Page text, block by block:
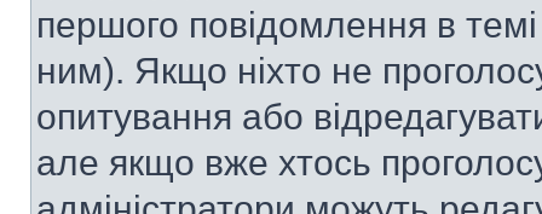
першого повідомлення в
ним). Якщо ніхто не
опитування або
але якщо вже хтось